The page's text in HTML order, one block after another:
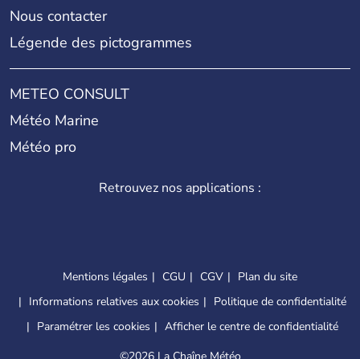
Nous contacter
Légende des pictogrammes
METEO CONSULT
Météo Marine
Météo pro
Retrouvez nos applications :
Mentions légales CGU CGV
Plan du site
Informations relatives aux cookies
Politique de confidentialité
Paramétrer les cookies
Afficher le centre de confidentialité